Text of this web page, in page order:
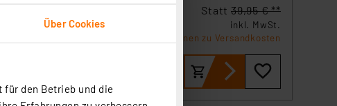
Über Cookies
für den Betrieb und die
Statt 39,95 € **
inkl. MwSt.
Informationen zu Versandkosten